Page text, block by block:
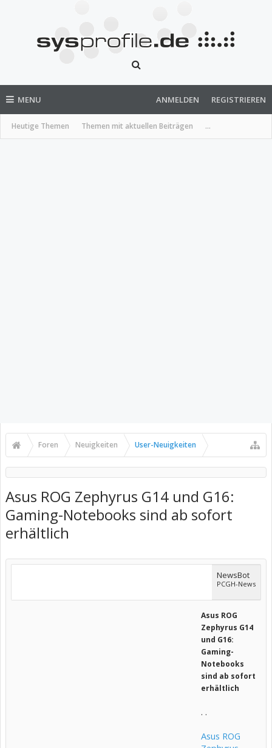
MENU
Heutige Themen Themen mit aktuellen Beiträgen ...
ANMELDEN REGISTRIEREN
Foren Neuigkeiten User-Neuigkeiten
Asus ROG Zephyrus G14 und G16:
Gaming-Notebooks sind ab sofort
erhältlich
NewsBot
PCGH-News
Asus ROG
Zephyrus G14
und G16:
Gaming-
Notebooks
sind ab sofort
erhältlich
. .
Asus ROG